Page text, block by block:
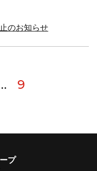
のお知らせ
9
プ